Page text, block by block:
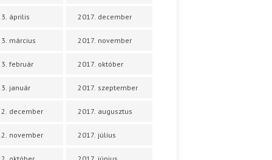
április
március
február
január
december
november
2017. december
2017. november
2017. október
2017. szeptember
2017. augusztus
2017. július